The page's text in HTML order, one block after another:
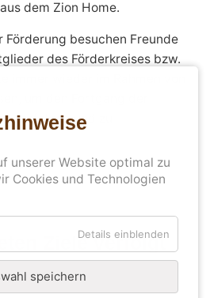
dem Zion Home.
besuchen Freunde
des Förderkreises bzw.
um den Fortgang der
verfolgen und zu
Ziele verfolgt
unserer Website optimal zu
Cookies und Technologien
Details einblenden
speichern